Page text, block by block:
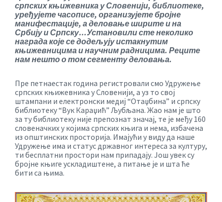
српских књижевника у Словенији, библиотеке,
уређујете часописе, организујете бројне
манифестације, а деловање ширите и на
Србију и Српску…Установили сте неколико
награда које се додељују истакнутим
књижевницима и научним радницима. Реците
нам нешто о том сегменту деловања.
Пре петнаестак година регистровали смо Удружење
српских књижевника у Словенији, а уз то свој
штампани и електронски медиј “Отаџбина” и српску
библиотеку “Вук Караџић” Љубљана. Жао нам је што
за ту библиотеку није препознат значај, те је међу 160
словеначких у којима српских књига и нема, избачена
из општинских просторија. Имајући у виду да наше
Удружење има и статус државног интереса за културу,
ти бесплатни простори нам припадају. Још увек су
бројне књиге ускладиштене, а питање је и шта ће
бити са њима.